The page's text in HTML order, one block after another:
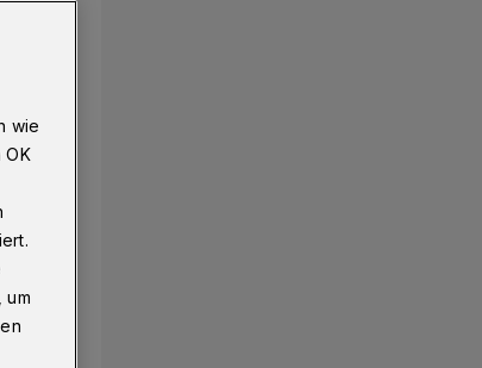
wie
OK
um